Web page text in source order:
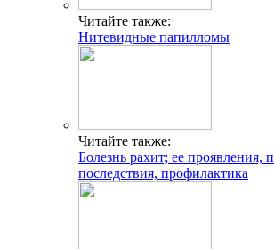
Читайте также:
Нитевидные папилломы
Читайте также:
Болезнь рахит; ее проявления,
последствия, профилактика